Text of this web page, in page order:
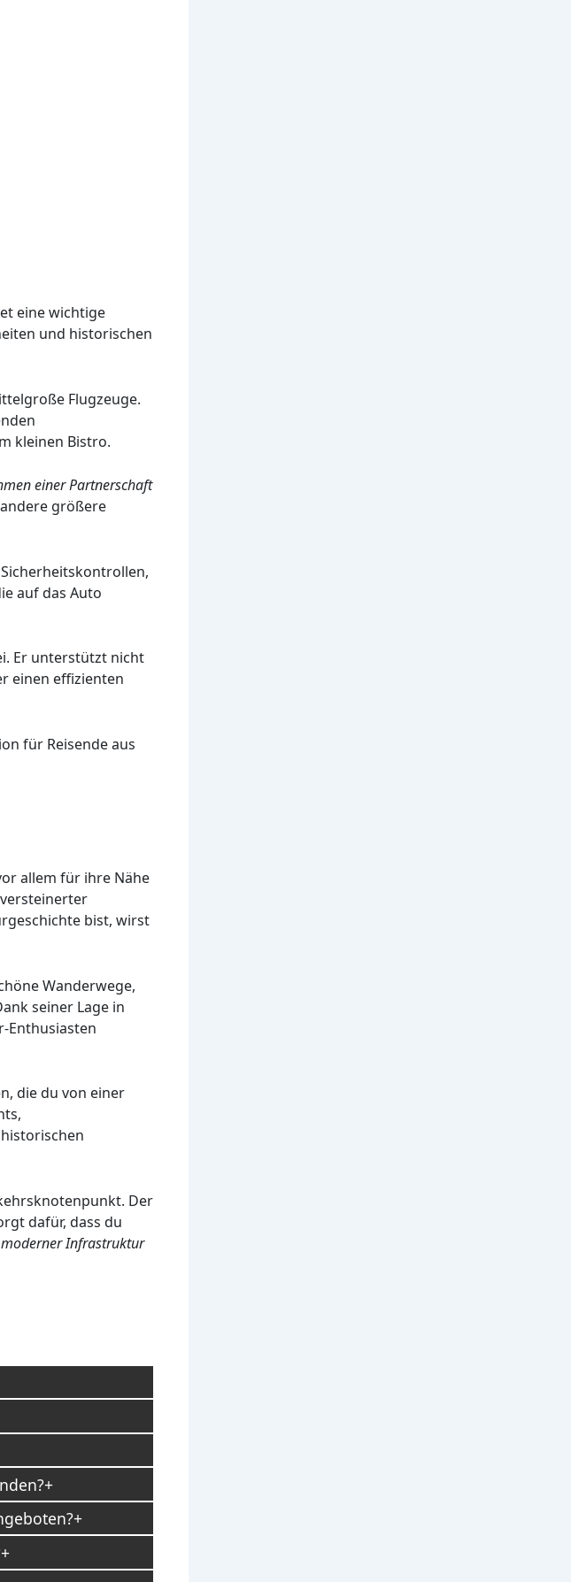
eine wichtige
und historischen
Flugzeuge.
kleinen Bistro.
einer Partnerschaft
größere
auf das Auto
Er unterstützt nicht
einen effizienten
für Reisende aus
allem für ihre Nähe
bist, wirst
Wanderwege,
seiner Lage in
Enthusiasten
die du von einer
Der
dafür, dass du
Infrastruktur